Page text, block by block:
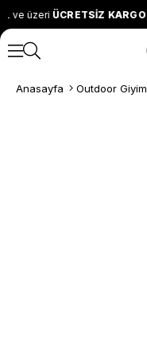
ve üzeri ÜCRETSİZ KARGO
Anasayfa Outdoor Giyim